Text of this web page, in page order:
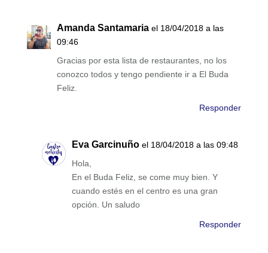
Amanda Santamaria el 18/04/2018 a las
09:46
Gracias por esta lista de restaurantes, no los
conozco todos y tengo pendiente ir a El Buda
Feliz.
Responder
Eva Garcinuño el 18/04/2018 a las 09:48
Hola,
En el Buda Feliz, se come muy bien. Y
cuando estés en el centro es una gran
opción. Un saludo
Responder